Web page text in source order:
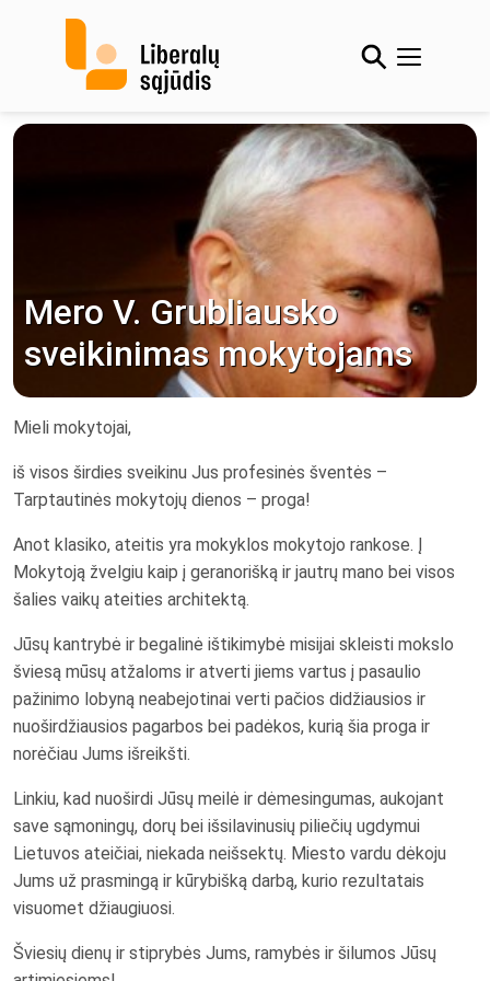
Mero V. Grubliausko
sveikinimas mokytojams
Mieli mokytojai,
iš visos širdies sveikinu Jus profesinės šventės –
Tarptautinės mokytojų dienos – proga!
Anot klasiko, ateitis yra mokyklos mokytojo rankose. Į
Mokytoją žvelgiu kaip į geranorišką ir jautrų mano bei visos
šalies vaikų ateities architektą.
Jūsų kantrybė ir begalinė ištikimybė misijai skleisti mokslo
šviesą mūsų atžaloms ir atverti jiems vartus į pasaulio
pažinimo lobyną neabejotinai verti pačios didžiausios ir
nuoširdžiausios pagarbos bei padėkos, kurią šia proga ir
norėčiau Jums išreikšti.
Linkiu, kad nuoširdi Jūsų meilė ir dėmesingumas, aukojant
save sąmoningų, dorų bei išsilavinusių piliečių ugdymui
Lietuvos ateičiai, niekada neišsektų. Miesto vardu dėkoju
Jums už prasmingą ir kūrybišką darbą, kurio rezultatais
visuomet džiaugiuosi.
Šviesių dienų ir stiprybės Jums, ramybės ir šilumos Jūsų